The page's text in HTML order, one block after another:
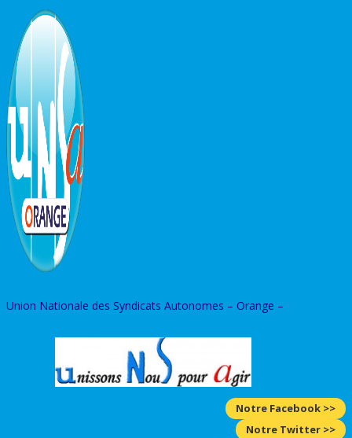
content
Union Nationale des Syndicats Autonomes – Orange –
Notre Facebook >>
Notre Twitter >>